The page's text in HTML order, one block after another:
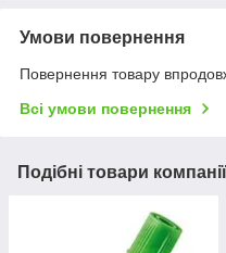
Умови повернення
Повернення товару
Всі умови повернення
Подібні товари компанії